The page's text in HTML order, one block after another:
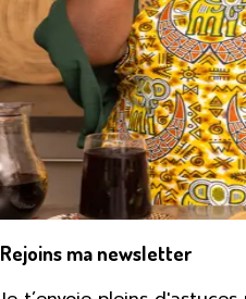
Rejoins ma newsletter